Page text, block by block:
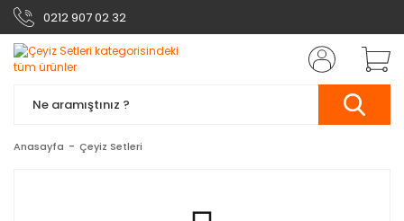
0212 907 02 32
Anasayfa Çeyiz Setleri